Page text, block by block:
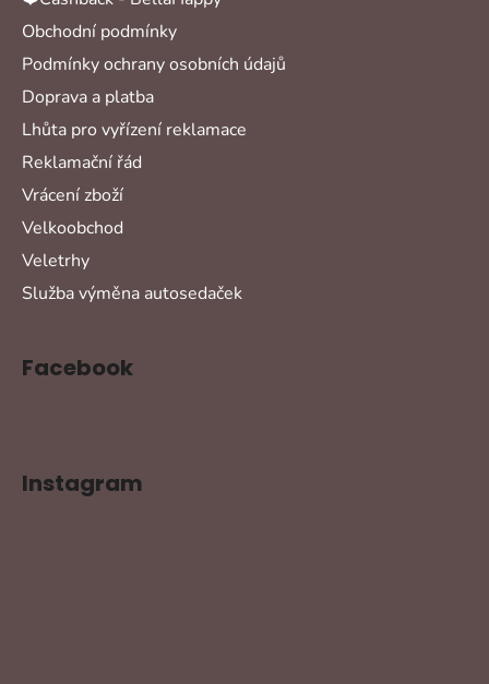
Obchodní podmínky
Podmínky ochrany osobních údajů
Doprava a platba
Lhůta pro vyřízení reklamace
Reklamační řád
Vrácení zboží
Velkoobchod
Veletrhy
Služba výměna autosedaček
Facebook
Instagram